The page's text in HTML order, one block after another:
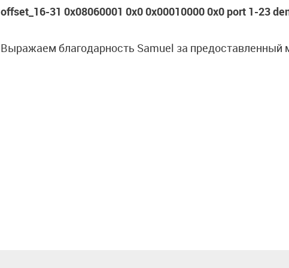
offset_16-31 0x08060001 0x0 0x00010000 0x0 port 1-23
Выражаем благодарность Samuel за предоставленный